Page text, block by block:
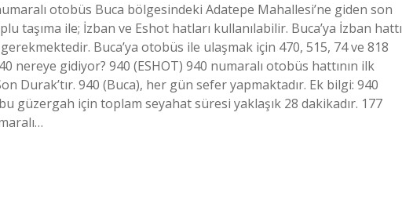
otobüs Buca bölgesindeki Adatepe Mahallesi’ne giden son
taşıma ile; İzban ve Eshot hatları kullanılabilir. Buca’ya İzban hattı
Buca’ya otobüs ile ulaşmak için 470, 515, 74 ve 818
nereye gidiyor? 940 (ESHOT) 940 numaralı otobüs hattının ilk
Durak’tır. 940 (Buca), her gün sefer yapmaktadır. Ek bilgi: 940
güzergah için toplam seyahat süresi yaklaşık 28 dakikadır. 177